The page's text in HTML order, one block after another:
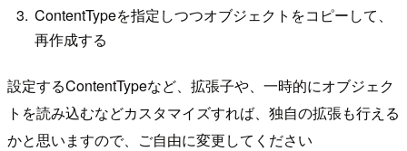
ContentTypeを指定しつつオブジェクトをコピーして、
再作成する
設定するContentTypeなど、拡張子や、一時的にオブジェク
トを読み込むなどカスタマイズすれば、独自の拡張も行える
かと思いますので、ご自由に変更してください